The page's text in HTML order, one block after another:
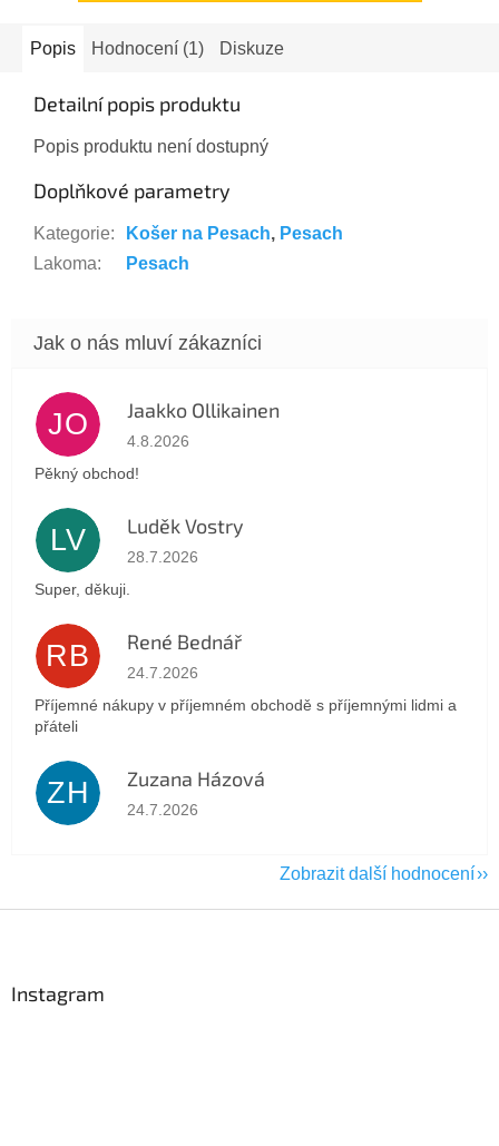
Popis Hodnocení (1) Diskuze
Detailní popis produktu
Popis produktu není dostupný
Doplňkové parametry
Kategorie: Košer na Pesach, Pesach
Lakoma: Pesach
JO Jaakko Ollikainen
Hodnocení obchodu je 5 z 5 hvězdiček.
4.8.2026
Pěkný obchod!
LV Luděk Vostry
Hodnocení obchodu je 5 z 5 hvězdiček.
28.7.2026
Super, děkuji.
RB René Bednář
Hodnocení obchodu je 5 z 5 hvězdiček.
24.7.2026
Příjemné nákupy v příjemném obchodě s příjemnými lidmi a
přáteli
ZH Zuzana Házová
Hodnocení obchodu je 5 z 5 hvězdiček.
24.7.2026
Zobrazit další hodnocení
Instagram